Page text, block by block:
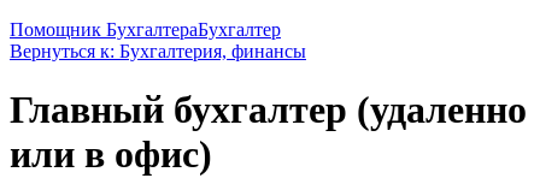
Помощник БухгалтераБухгалтер
Вернуться к: Бухгалтерия, финансы
Главный бухгалтер (удаленно
или в офис)